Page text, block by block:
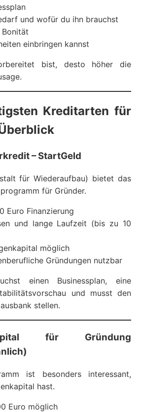
und wofür du ihn brauchst
einbringen kannst
bist, desto höher die
Kreditarten für
– StartGeld
für Wiederaufbau) bietet das
für Gründer.
Euro Finanzierung
und lange Laufzeit (bis zu 10
möglich
Gründungen nutzbar
einen Businessplan, eine
und musst den
stellen.
für Gründung
ist besonders interessant,
hast.
Euro möglich